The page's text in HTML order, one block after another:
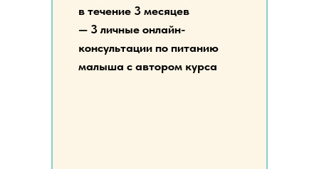
в течение 3 месяцев
— 3 личные онлайн-
консультации по питанию
малыша с автором курса